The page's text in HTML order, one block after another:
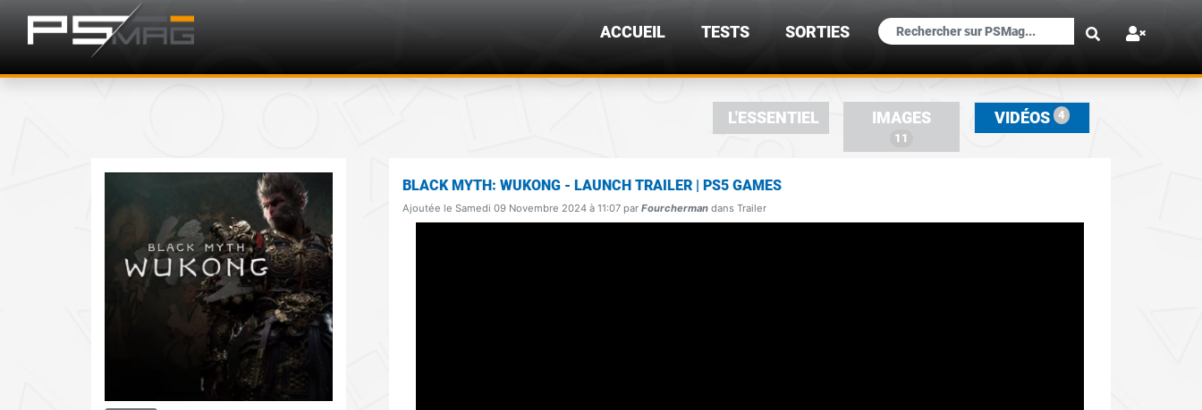
×
ACCUEIL TESTS SORTIES
L'ESSENTIEL IMAGES
11
VIDÉOS 4
BLACK MYTH: WUKONG - LAUNCH TRAILER | PS5 GAMES
Ajoutée le Samedi 09 Novembre 2024 à 11:07 parFourchermandans Trailer